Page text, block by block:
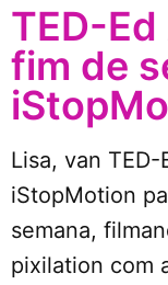
TED-
fim de
Lisa, van
iStopMotion
semana,
pixilation com